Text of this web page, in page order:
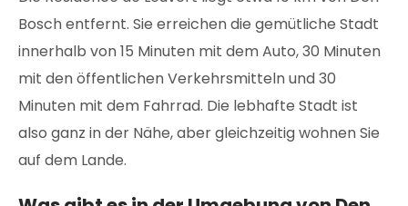
Bosch entfernt. Sie erreichen die gemütliche Stadt
innerhalb von 15 Minuten mit dem Auto, 30 Minuten
mit den öffentlichen Verkehrsmitteln und 30
Minuten mit dem Fahrrad. Die lebhafte Stadt ist
also ganz in der Nähe, aber gleichzeitig wohnen Sie
auf dem Lande.